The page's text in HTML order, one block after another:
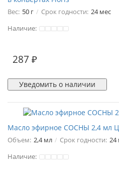
Вес: 50 г Срок годности: 24 мес
Наличие:
287 ₽
Уведомить о наличии
Масло эфирное СОСНЫ 2,4 мл
Объем: 2,4 мл Срок годности: 24
Наличие: